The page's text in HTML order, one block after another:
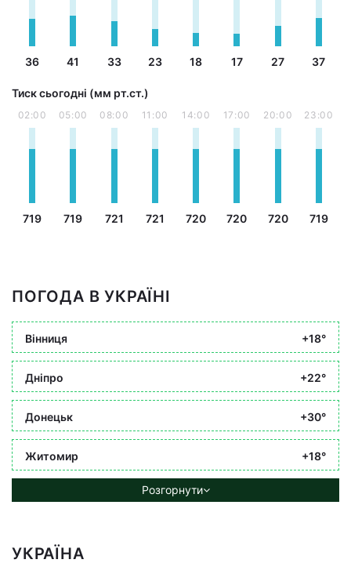
36 41 33 23 18 17 27 37
Тиск сьогодні (мм рт.ст.)
02:00
719
05:00
719
08:00
721
11:00
721
14:00
720
17:00
720
20:00
720
23:00
719
ПОГОДА В УКРАЇНІ
Вінниця +18°
Дніпро +22°
Донецьк +30°
Житомир +18°
Розгорнути
УКРАЇНА